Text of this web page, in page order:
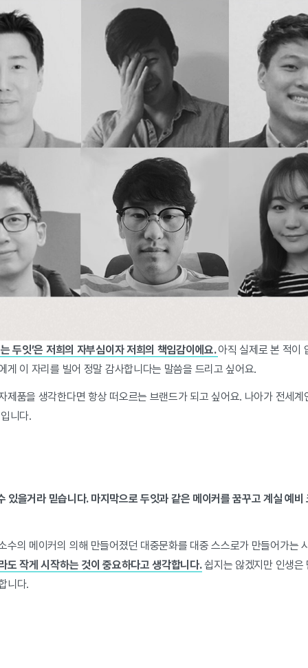
두잇’은 저희의 자부심이자 저희의 책임감이에요.아직 실제로 본 적이
게 이 자리를 빌어 정말 감사합니다는 말씀을 드리고 싶어요.
제품을 생각한다면 항상 떠오르는 브랜드가 되고 싶어요. 나아가 전세
니다.
있을거라 믿습니다. 마지막으로 두잇과 같은 메이커를 꿈꾸고 계실 예
수의 메이커의 의해 만들어졌던 대중문화를 대중 스스로가 만들어가는
도 작게 시작하는 것이 중요하다고 생각합니다.쉽지는 않겠지만 인생은
니다.